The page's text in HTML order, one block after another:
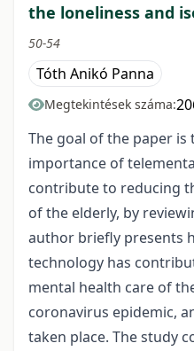
the loneliness and
50-54
Tóth Anikó Panna
Megtekintések száma:
The goal of the paper
importance of
contribute to reducing
of the elderly, by
author briefly presents
technology has
mental health care of
coronavirus epidemic,
taken place. The study